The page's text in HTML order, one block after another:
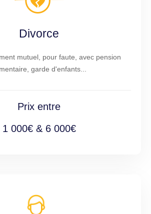
Divorce
mutuel, pour faute, avec pension
garde d'enfants...
Prix entre
1 000€ & 6 000€